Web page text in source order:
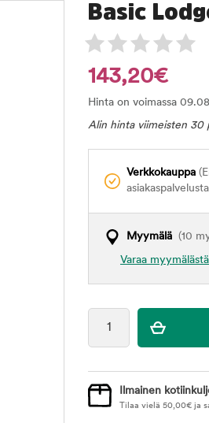
Basic
143,20€
Hinta on voimassa
Alin hinta viimeisten 30
Verkkokauppa
Myymälä (10
Varaa myymälästä
Ilmainen
Tilaa vielä 50,00€ ja